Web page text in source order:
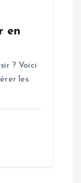
en
? Voici
les